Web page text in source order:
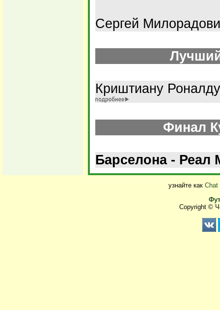
Сергей
Криштиану
Финал
Барселона - Реал
узнайте как Chat
Copyright ©